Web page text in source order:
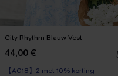
City Rhythm Blauw Vest
44,00 €
【AG18】2 met 10% korting